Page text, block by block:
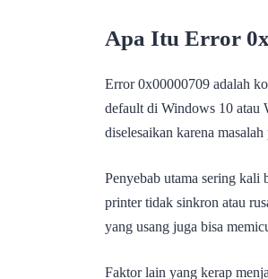
Apa Itu Error
Error 0x00000709 adalah
default di Windows 10 atau
diselesaikan karena
Penyebab utama sering kali
printer tidak sinkron atau
yang usang juga bisa
Faktor lain yang kerap